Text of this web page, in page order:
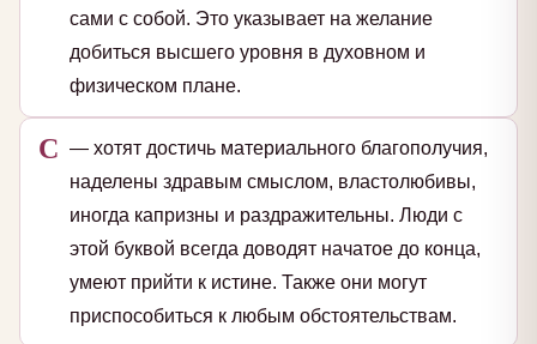
сами с собой. Это указывает на желание
добиться высшего уровня в духовном и
физическом плане.
С — хотят достичь материального благополучия,
наделены здравым смыслом, властолюбивы,
иногда капризны и раздражительны. Люди с
этой буквой всегда доводят начатое до конца,
умеют прийти к истине. Также они могут
приспособиться к любым обстоятельствам.